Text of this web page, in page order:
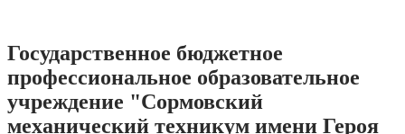
содержимому
Государственное бюджетное
профессиональное образовательное
учреждение "Сормовский
механический техникум имени Героя